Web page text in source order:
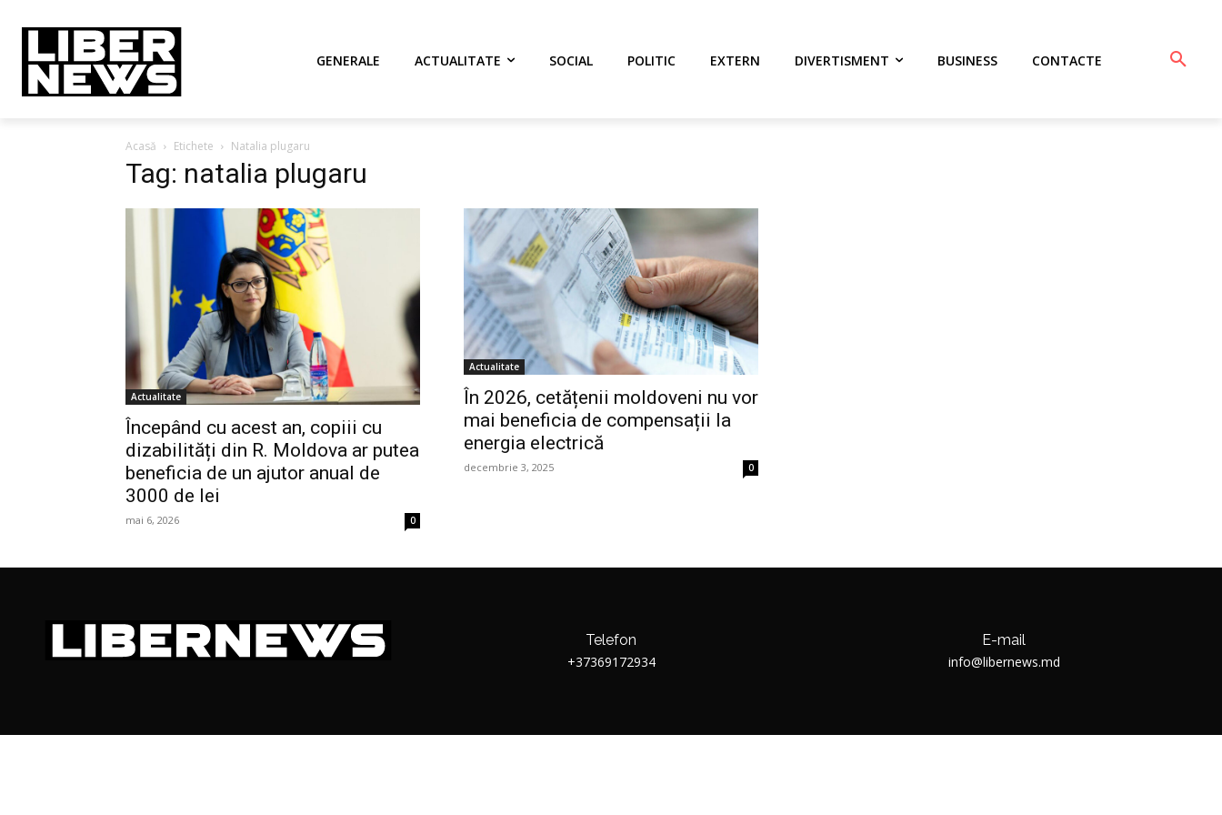
GENERALE ACTUALITATE SOCIAL POLITIC EXTERN DIVERTISMENT BUSINESS CONTACTE
Acasă Etichete Natalia plugaru
Tag: natalia plugaru
Actualitate
Începând cu acest an, copiii cu
dizabilități din R. Moldova ar putea
beneficia de un ajutor anual de
3000 de lei
mai 6, 2026 0
Actualitate
În 2026, cetățenii moldoveni nu vor
mai beneficia de compensații la
energia electrică
decembrie 3, 2025 0
Telefon
+37369172934
E-mail
info@libernews.md